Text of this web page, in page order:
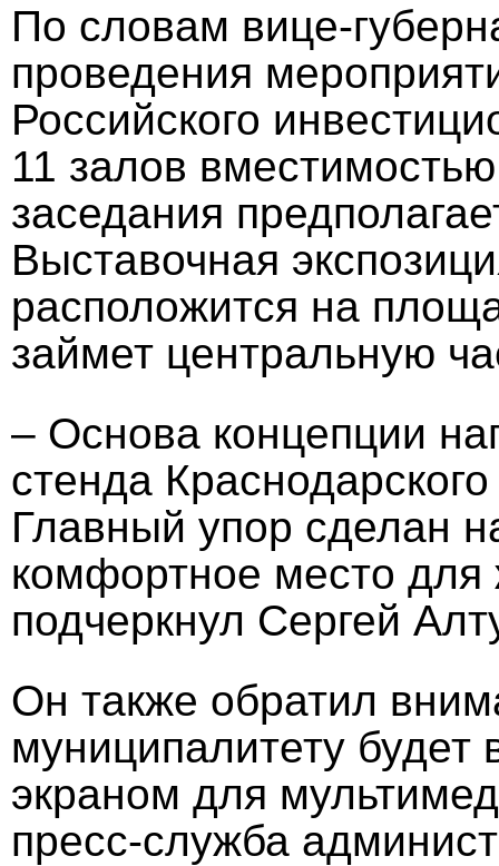
По словам вице-
проведения
Российского
11 залов
заседания
Выставочная
расположится на
займет центральную
– Основа концепции
стенда
Главный упор сделан
комфортное место
подчеркнул Сергей
Он также обратил
муниципалитету
экраном для
пресс-служба